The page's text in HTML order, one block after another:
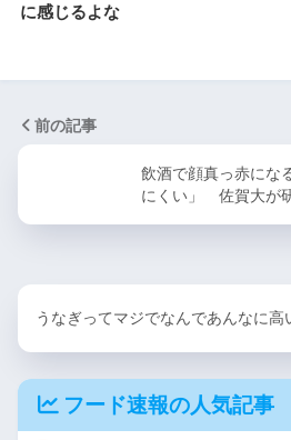
に感じるよな
前の記事
飲酒で顔真っ赤にな
にくい」 佐賀大が
うなぎってマジでなんであんなに高
フード速報の人気記事